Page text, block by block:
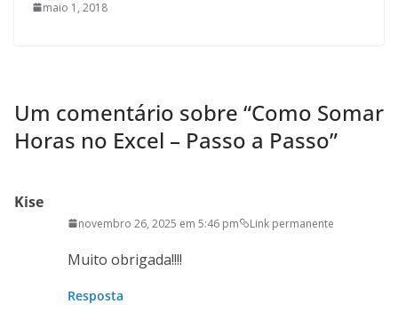
maio 1, 2018
Um comentário sobre “Como Somar
Horas no Excel – Passo a Passo”
Kise
novembro 26, 2025 em 5:46 pm Link permanente
Muito obrigada!!!!
Resposta